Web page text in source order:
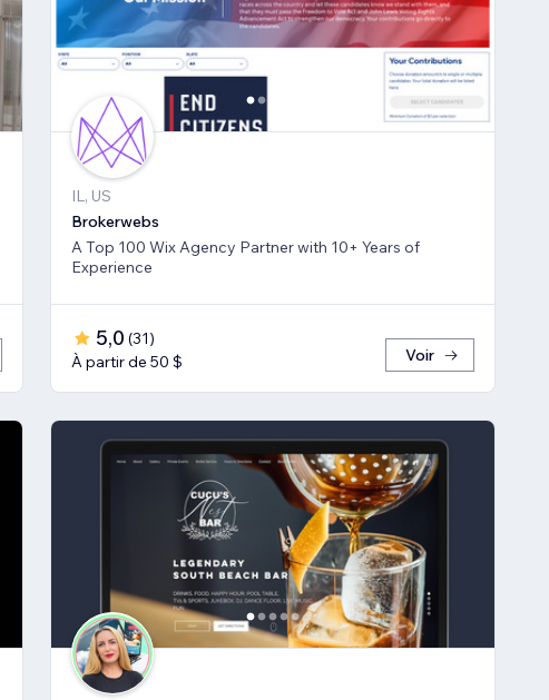
IL, US
Brokerwebs
A Top 100 Wix Agency Partner with 10+ Years of
Experience
5,0 (31)
À partir de 50 $
Voir